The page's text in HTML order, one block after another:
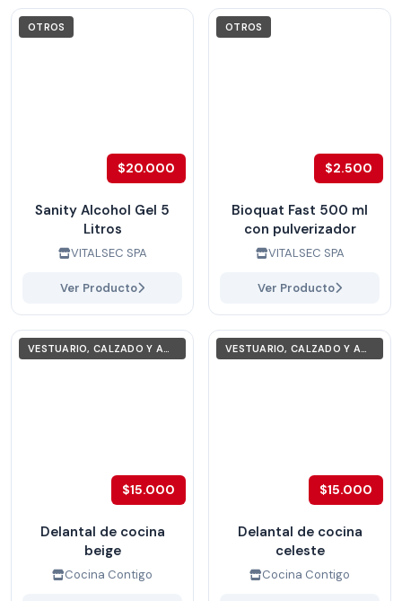
OTROS
$20.000
Sanity Alcohol Gel 5
Litros
VITALSEC SPA
Ver Producto
OTROS
$2.500
Bioquat Fast 500 ml
con pulverizador
VITALSEC SPA
Ver Producto
VESTUARIO, CALZADO Y ACCESORIOS
$15.000
Delantal de cocina
beige
Cocina Contigo
VESTUARIO, CALZADO Y ACCESORIOS
$15.000
Delantal de cocina
celeste
Cocina Contigo